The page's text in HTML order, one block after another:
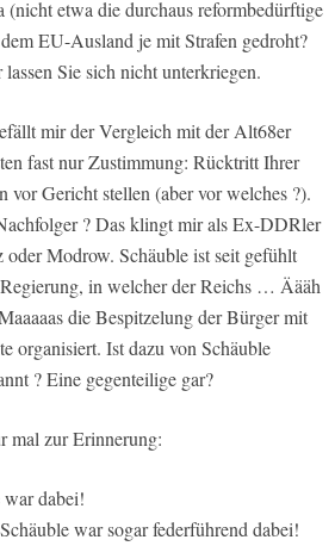
(nicht etwa die durchaus reformbedürftige
EU-Ausland je mit Strafen gedroht?
Sie sich nicht unterkriegen.
mir der Vergleich mit der Alt68er
fast nur Zustimmung: Rücktritt Ihrer
vor Gericht stellen (aber vor welches ?).
? Das klingt mir als Ex-DDRler
Modrow. Schäuble ist seit gefühlt
Regierung, in welcher der Reichs … Äääh
die Bespitzelung der Bürger mit
organisiert. Ist dazu von Schäuble
? Eine gegenteilige gar?
mal zur Erinnerung:
dabei!
war sogar federführend dabei!